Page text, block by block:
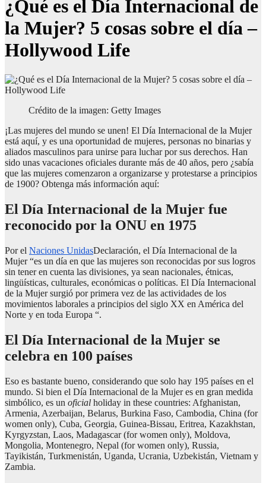
¿Qué es el Día Internacional de
la Mujer? 5 cosas sobre el día –
Hollywood Life
Crédito de la imagen: Getty Images
¡Las mujeres del mundo se unen! El Día Internacional de la Mujer
está aquí, y es una oportunidad de mujeres, personas no binarias y
aliados masculinos para unirse para luchar por sus derechos. Han
sido unas vacaciones oficiales durante más de 40 años, pero ¿sabía
que las mujeres comenzaron a organizarse y protestarse a principios
de 1900? Obtenga más información aquí:
El Día Internacional de la Mujer fue
reconocido por la ONU en 1975
Por el Naciones UnidasDeclaración, el Día Internacional de la
Mujer “es un día en que las mujeres son reconocidas por sus logros
sin tener en cuenta las divisiones, ya sean nacionales, étnicas,
lingüísticas, culturales, económicas o políticas. El Día Internacional
de la Mujer surgió por primera vez de las actividades de los
movimientos laborales a principios del siglo XX en América del
Norte y en toda Europa “.
El Día Internacional de la Mujer se
celebra en 100 países
Eso es bastante bueno, considerando que solo hay 195 países en el
mundo. Si bien el Día Internacional de la Mujer es en gran medida
simbólico, es un oficial holiday in these countries: Afghanistan,
Armenia, Azerbaijan, Belarus, Burkina Faso, Cambodia, China (for
women only), Cuba, Georgia, Guinea-Bissau, Eritrea, Kazakhstan,
Kyrgyzstan, Laos, Madagascar (for women only), Moldova,
Mongolia, Montenegro, Nepal (for women only), Russia,
Tayikistán, Turkmenistán, Uganda, Ucrania, Uzbekistán, Vietnam y
Zambia.